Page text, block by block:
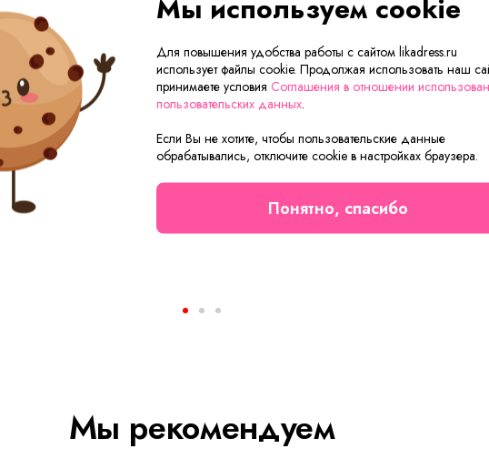
Трусы Детские М Арт. 5556
Мы рекомендуем
Для повышения удобства работы с сайтом likadress.ru
использует файлы cookie. Продолжая использовать наш
принимаете условия Соглашения в отношении
пользовательских данных.
Если Вы не хотите, чтобы пользовательские данные
обрабатывались, отключите cookie в настройках браузера.
Понятно, спасибо